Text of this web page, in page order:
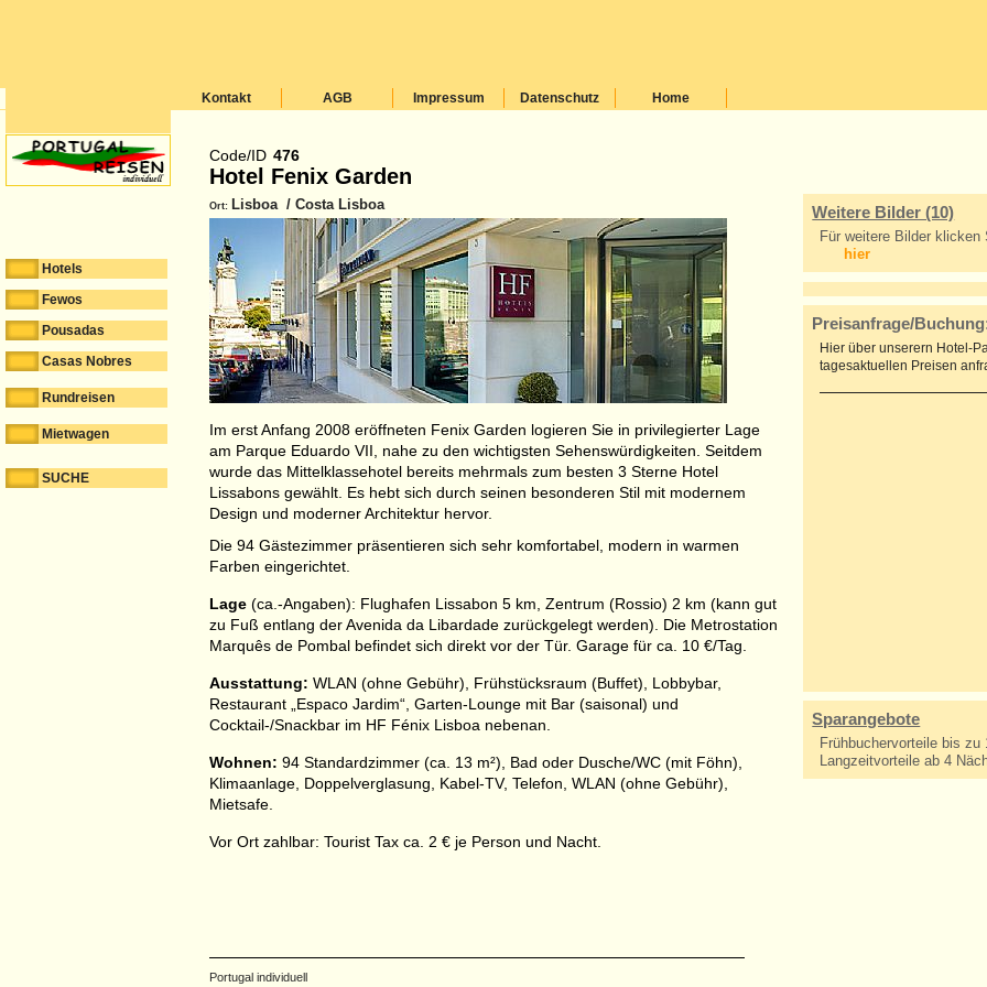
Kontakt AGB Impressum Datenschutz Home
Code/ID 476
Hotel Fenix Garden
Ort: Lisboa / Costa Lisboa
Im erst Anfang 2008 eröffneten Fenix Garden logieren Sie in privilegierter Lage
am Parque Eduardo VII, nahe zu den wichtigsten Sehenswürdigkeiten. Seitdem
wurde das Mittelklassehotel bereits mehrmals zum besten 3 Sterne Hotel
Lissabons gewählt. Es hebt sich durch seinen besonderen Stil mit modernem
Design und moderner Architektur hervor.
Die 94 Gästezimmer präsentieren sich sehr komfortabel, modern in warmen
Farben eingerichtet.
Lage (ca.-Angaben): Flughafen Lissabon 5 km, Zentrum (Rossio) 2 km (kann gut
zu Fuß entlang der Avenida da Libardade zurückgelegt werden). Die Metrostation
Marquês de Pombal befindet sich direkt vor der Tür. Garage für ca. 10 €/Tag.
Ausstattung: WLAN (ohne Gebühr), Frühstücksraum (Buffet), Lobbybar,
Restaurant „Espaco Jardim“, Garten-Lounge mit Bar (saisonal) und
Cocktail-/Snackbar im HF Fénix Lisboa nebenan.
Wohnen: 94 Standardzimmer (ca. 13 m²), Bad oder Dusche/WC (mit Föhn),
Klimaanlage, Doppelverglasung, Kabel-TV, Telefon, WLAN (ohne Gebühr),
Mietsafe.
Vor Ort zahlbar: Tourist Tax ca. 2 € je Person und Nacht.
Portugal individuell
Weitere Bilder (10)
Für weitere Bilder klicken
hier
Preisanfrage/
Hier über unserern Hotel-
tagesaktuellen Preisen
Sparangebote
Frühbuchervorteile bis zu
Langzeitvorteile ab 4
Hotels
Fewos
Pousadas
Casas Nobres
Rundreisen
Mietwagen
SUCHE